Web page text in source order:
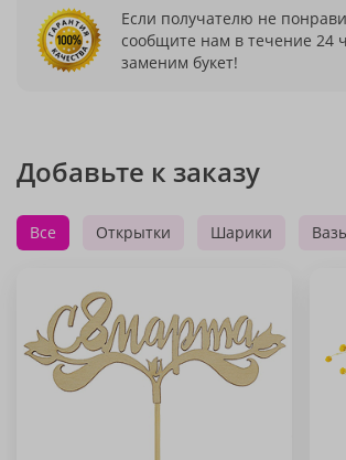
Если получателю не
сообщите нам в течение 24
заменим букет!
Добавьте к заказу
Все Открытки Шарики